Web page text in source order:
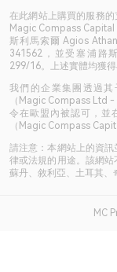
在此網站上購買的服務
Magic Compass Capital
斯利馬索爾 Agios
341562，並受塞浦路
299/16。上述實體均獲
我們的企業集團透過其
（Magic Compass Ltd
令在歐盟內被認可，並
（Magic Compass
請注意：本網站上的資
律或法規的用途。該網站
蘇丹、敘利亞、土耳其、
MC